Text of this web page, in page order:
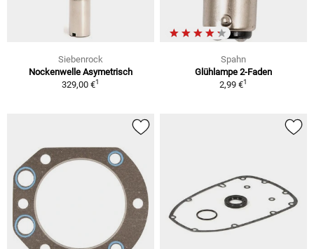
Siebenrock
Nockenwelle Asymetrisch
329,00 €1
Spahn
Glühlampe 2-Faden
2,99 €1